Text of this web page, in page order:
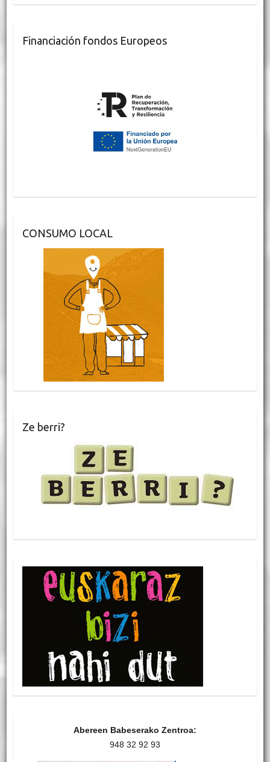
Financiación fondos Europeos
CONSUMO LOCAL
Ze berri?
Abereen Babeserako Zentroa:
948 32 92 93